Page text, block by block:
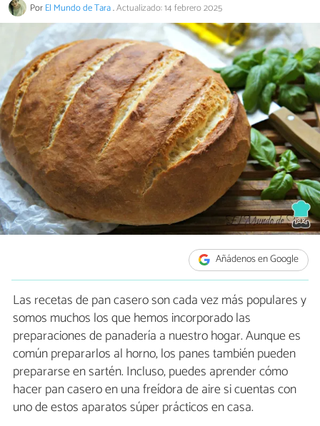
PorEl Mundo de Tara.Actualizado: 14 febrero 2025
Añádenos en Google
Las recetas de pan casero son cada vez más populares y
somos muchos los que hemos incorporado las
preparaciones de panadería a nuestro hogar. Aunque es
común prepararlos al horno, los panes también pueden
prepararse en sartén. Incluso, puedes aprender cómo
hacer pan casero en una freídora de aire si cuentas con
uno de estos aparatos súper prácticos en casa.